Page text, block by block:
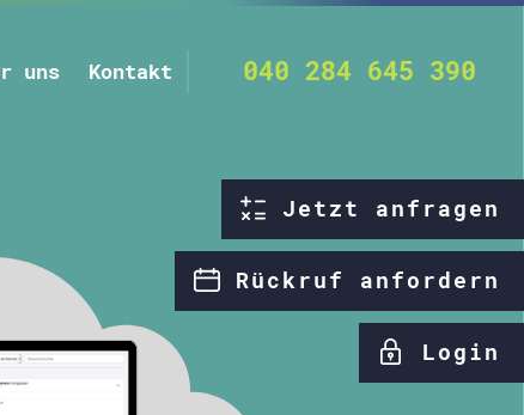
uns Kontakt 040 284 645 390
Jetzt anfragen
Rückruf anfordern
Login